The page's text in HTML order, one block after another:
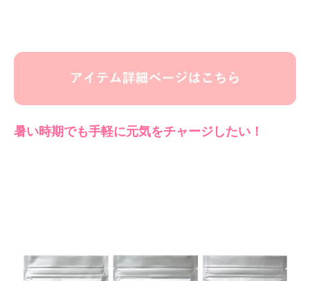
暑い時期でも手軽に元気をチャージしたい！